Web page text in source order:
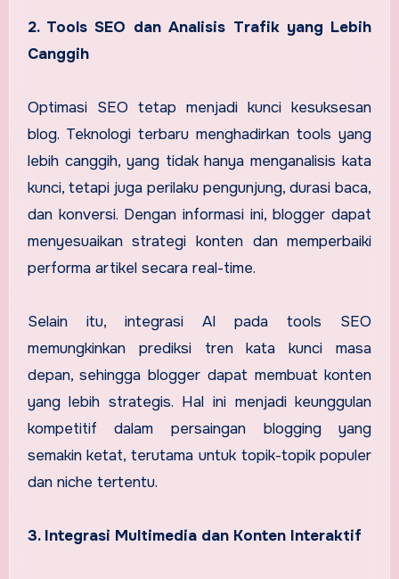
2. Tools SEO dan Analisis Trafik yang Lebih
Canggih
Optimasi SEO tetap menjadi kunci kesuksesan
blog. Teknologi terbaru menghadirkan tools yang
lebih canggih, yang tidak hanya menganalisis kata
kunci, tetapi juga perilaku pengunjung, durasi baca,
dan konversi. Dengan informasi ini, blogger dapat
menyesuaikan strategi konten dan memperbaiki
performa artikel secara real-time.
Selain itu, integrasi AI pada tools SEO
memungkinkan prediksi tren kata kunci masa
depan, sehingga blogger dapat membuat konten
yang lebih strategis. Hal ini menjadi keunggulan
kompetitif dalam persaingan blogging yang
semakin ketat, terutama untuk topik-topik populer
dan niche tertentu.
3. Integrasi Multimedia dan Konten Interaktif